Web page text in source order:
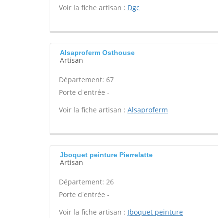
Voir la fiche artisan : Dgc
Alsaproferm Osthouse
Artisan
Département: 67
Porte d'entrée -
Voir la fiche artisan : Alsaproferm
Jboquet peinture Pierrelatte
Artisan
Département: 26
Porte d'entrée -
Voir la fiche artisan : Jboquet peinture